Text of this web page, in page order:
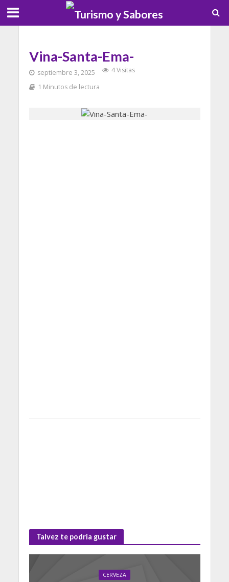
Vina-Santa-Ema-
septiembre 3, 2025
4 Visitas
1 Minutos de lectura
Talvez te podria gustar
CERVEZA